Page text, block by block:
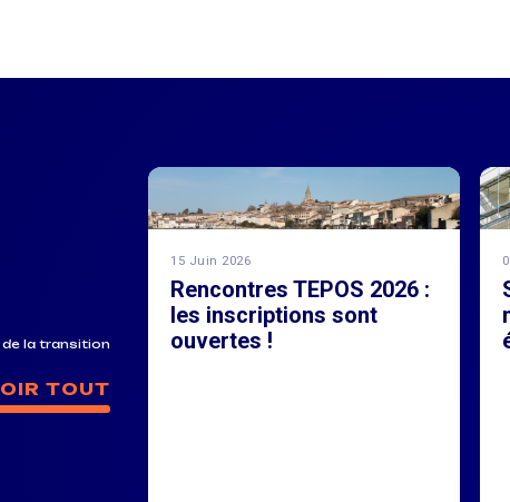
de la transition
TOUT
15 Juin 2026
Rencontres TEPOS 2026 :
les inscriptions sont
ouvertes !